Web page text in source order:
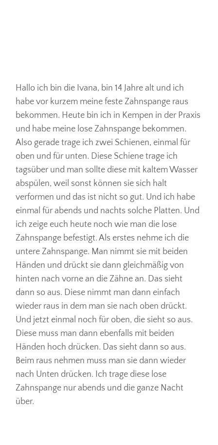
Hallo ich bin die Ivana, bin 14 Jahre alt und ich
habe vor kurzem meine feste Zahnspange raus
bekommen. Heute bin ich in Kempen in der Praxis
und habe meine lose Zahnspange bekommen.
Also gerade trage ich zwei Schienen, einmal für
oben und für unten. Diese Schiene trage ich
tagsüber und man sollte diese mit kaltem Wasser
abspülen, weil sonst können sie sich halt
verformen und das ist nicht so gut. Und ich habe
einmal für abends und nachts solche Platten. Und
ich zeige euch heute noch wie man die lose
Zahnspange befestigt. Als erstes nehme ich die
untere Zahnspange. Man nimmt sie mit beiden
Händen und drückt sie dann gleichmäßig von
hinten nach vorne an die Zähne an. Das sieht
dann so aus. Diese nimmt man dann einfach
wieder raus in dem man sie nach oben drückt.
Und jetzt einmal noch für oben, die sieht so aus.
Diese muss man dann ebenfalls mit beiden
Händen hoch drücken. Das sieht dann so aus.
Beim raus nehmen muss man sie dann wieder
nach Unten drücken. Ich trage diese lose
Zahnspange nur abends und die ganze Nacht
über.